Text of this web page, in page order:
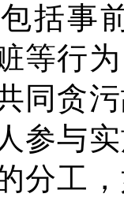
括事
等行
同贪
参与
分工